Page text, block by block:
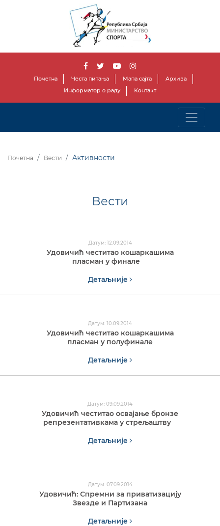
Почетна Честа питања Мапа сајта
Архива
Информатор о раду
Контакт
Почетна Вести Активности
Вести
Датум: 12.09.2014
Удовичић честитао кошаркашима
пласман у финале
Детаљније
Датум: 10.09.2014
Удовичић честитао кошаркашима
пласман у полуфинале
Детаљније
Датум: 09.09.2014
Удовичић честитао освајање бронзе
репрезентативкама у стрељаштву
Детаљније
Датум: 07.09.2014
Удовичић: Спремни за приватизацију
Звезде и Партизана
Детаљније